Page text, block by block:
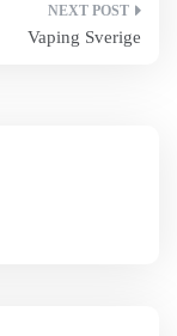
Vaping Sverige